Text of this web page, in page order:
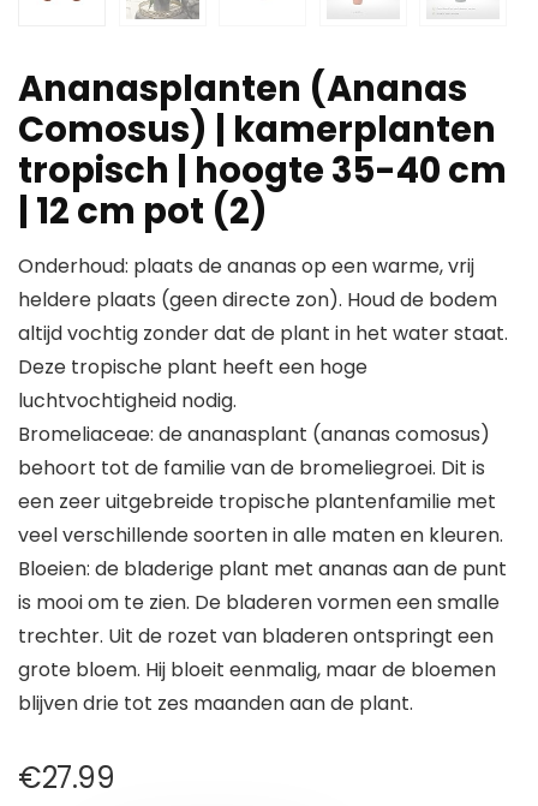
Ananasplanten (Ananas
Comosus) | kamerplanten
tropisch | hoogte 35-40 cm
| 12 cm pot (2)
Onderhoud: plaats de ananas op een warme, vrij
heldere plaats (geen directe zon). Houd de bodem
altijd vochtig zonder dat de plant in het water staat.
Deze tropische plant heeft een hoge
luchtvochtigheid nodig.
Bromeliaceae: de ananasplant (ananas comosus)
behoort tot de familie van de bromeliegroei. Dit is
een zeer uitgebreide tropische plantenfamilie met
veel verschillende soorten in alle maten en kleuren.
Bloeien: de bladerige plant met ananas aan de punt
is mooi om te zien. De bladeren vormen een smalle
trechter. Uit de rozet van bladeren ontspringt een
grote bloem. Hij bloeit eenmalig, maar de bloemen
blijven drie tot zes maanden aan de plant.
€27.99